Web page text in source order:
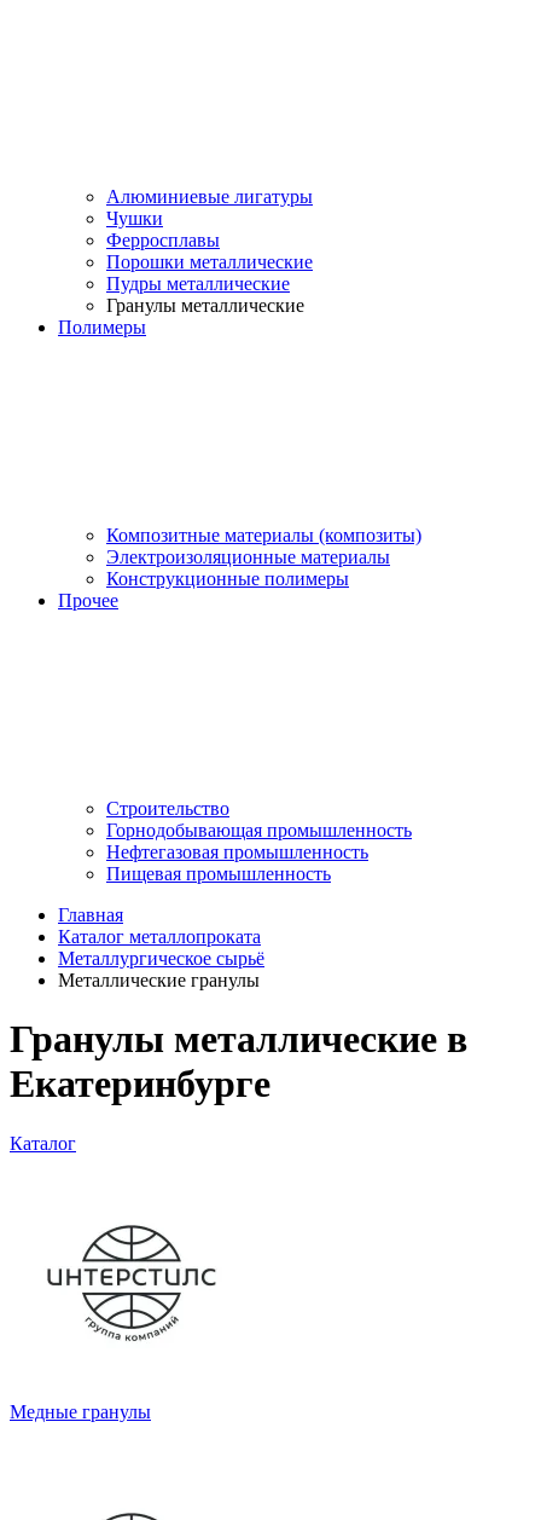
Алюминиевые лигатуры
Чушки
Ферросплавы
Порошки металлические
Пудры металлические
Гранулы металлические
Полимеры
Композитные материалы (композиты)
Электроизоляционные материалы
Конструкционные полимеры
Прочее
Строительство
Горнодобывающая промышленность
Нефтегазовая промышленность
Пищевая промышленность
Главная
Каталог металлопроката
Металлургическое сырьё
Металлические гранулы
Гранулы металлические в
Екатеринбурге
Каталог
Медные гранулы